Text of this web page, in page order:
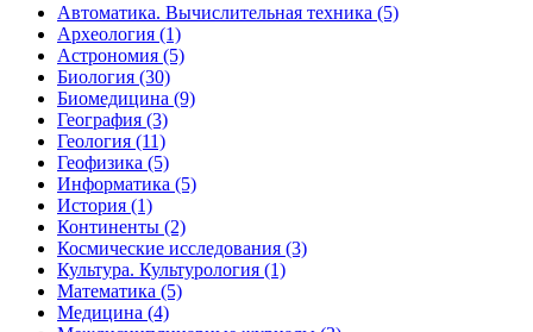
Автоматика. Вычислительная техника (5)
Археология (1)
Астрономия (5)
Биология (30)
Биомедицина (9)
География (3)
Геология (11)
Геофизика (5)
Информатика (5)
История (1)
Континенты (2)
Космические исследования (3)
Культура. Культурология (1)
Математика (5)
Медицина (4)